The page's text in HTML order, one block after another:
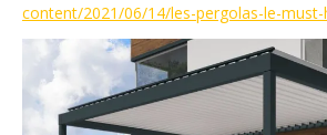
content/2021/06/14/les-pergolas-le-must-